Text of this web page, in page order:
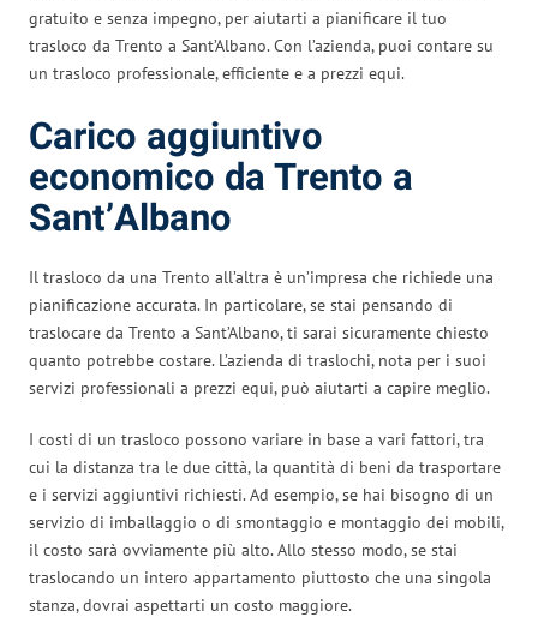
gratuito e senza impegno, per aiutarti a pianificare il tuo
trasloco da Trento a Sant’Albano. Con l’azienda, puoi contare su
un trasloco professionale, efficiente e a prezzi equi.
Carico aggiuntivo
economico da Trento a
Sant’Albano
Il trasloco da una Trento all’altra è un’impresa che richiede una
pianificazione accurata. In particolare, se stai pensando di
traslocare da Trento a Sant’Albano, ti sarai sicuramente chiesto
quanto potrebbe costare. L’azienda di traslochi, nota per i suoi
servizi professionali a prezzi equi, può aiutarti a capire meglio.
I costi di un trasloco possono variare in base a vari fattori, tra
cui la distanza tra le due città, la quantità di beni da trasportare
e i servizi aggiuntivi richiesti. Ad esempio, se hai bisogno di un
servizio di imballaggio o di smontaggio e montaggio dei mobili,
il costo sarà ovviamente più alto. Allo stesso modo, se stai
traslocando un intero appartamento piuttosto che una singola
stanza, dovrai aspettarti un costo maggiore.